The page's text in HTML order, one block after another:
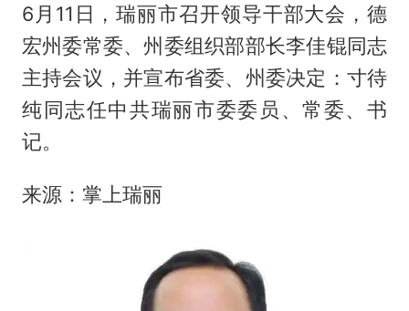
6月11日，瑞丽市召开领导干部大会，德
宏州委常委、州委组织部部长李佳锟同志
主持会议，并宣布省委、州委决定：寸待
纯同志任中共瑞丽市委委员、常委、书
记。
来源：掌上瑞丽